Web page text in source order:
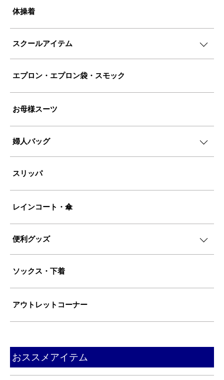
体操着
スクールアイテム
エプロン・エプロン袋・スモック
お母様スーツ
婦人バッグ
スリッパ
レインコート・傘
便利グッズ
ソックス・下着
アウトレットコーナー
おススメアイテム